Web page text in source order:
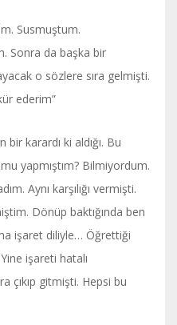
Susmuştum.
Sonra da başka bir
o sözlere sıra gelmişti.
ederim”
bir karardı ki aldığı. Bu
yapmıştım? Bilmiyordum.
Aynı karşılığı vermişti.
Dönüp baktığında ben
işaret diliyle… Öğrettiği
işareti hatalı
çıkıp gitmişti. Hepsi bu